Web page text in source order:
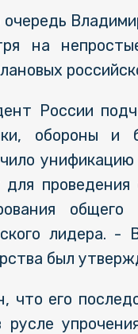
на
России
обороны и
для
общего
лидера. -
был
что его
русле